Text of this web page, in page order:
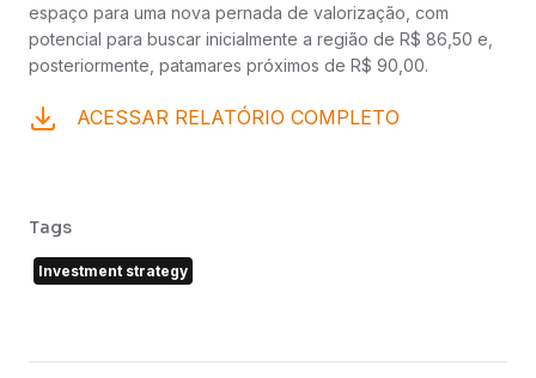
espaço para uma nova pernada de valorização, com
potencial para buscar inicialmente a região de R$ 86,50 e,
posteriormente, patamares próximos de R$ 90,00.
ACESSAR RELATÓRIO COMPLETO
Tags
Investment strategy